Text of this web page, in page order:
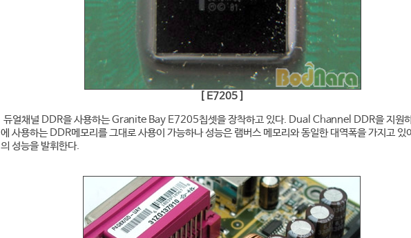
[ E7205 ]
듀얼채널 DDR을 사용하는 Granite Bay E7205칩셋을 장착하고 있다. Dual Channel DDR을 지원
에 사용하는 DDR메모리를 그대로 사용이 가능하나 성능은 램버스 메모리와 동일한 대역폭을 가지고 있
의 성능을 발휘한다.